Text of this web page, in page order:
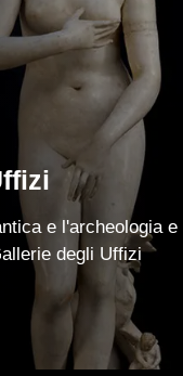
e l'archeologia
degli Uffizi